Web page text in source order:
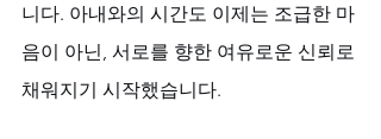
니다. 아내와의 시간도 이제는 조급한 마
음이 아닌, 서로를 향한 여유로운 신뢰로
채워지기 시작했습니다.